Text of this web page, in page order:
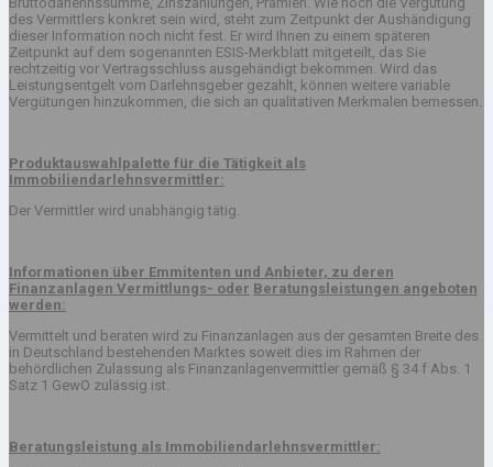
des Vermittlers konkret sein wird, steht zum Zeitpunkt der Aushändigung
dieser Information noch nicht fest. Er wird Ihnen zu einem späteren
Zeitpunkt auf dem sogenannten ESIS-Merkblatt mitgeteilt, das Sie
rechtzeitig vor Vertragsschluss ausgehändigt bekommen. Wird das
Leistungsentgelt vom Darlehnsgeber gezahlt, können weitere variable
Vergütungen hinzukommen, die sich an qualitativen Merkmalen bemessen.
Produktauswahlpalette für die Tätigkeit als
Immobiliendarlehnsvermittler:
Der Vermittler wird unabhängig tätig.
Informationen über Emmitenten und Anbieter, zu deren
Finanzanlagen Vermittlungs- oder Beratungsleistungen angeboten
werden:
Vermittelt und beraten wird zu Finanzanlagen aus der gesamten Breite des
in Deutschland bestehenden Marktes soweit dies im Rahmen der
behördlichen Zulassung als Finanzanlagenvermittler gemäß § 34 f Abs. 1
Satz 1 GewO zulässig ist.
Beratungsleistung als Immobiliendarlehnsvermittler: